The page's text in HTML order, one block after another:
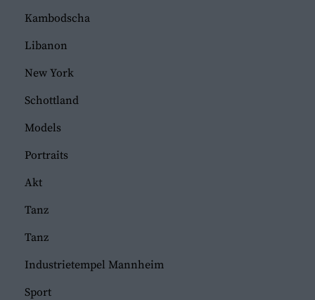
Kambodscha
Libanon
New York
Schottland
Models
Portraits
Akt
Tanz
Tanz
Industrietempel Mannheim
Sport